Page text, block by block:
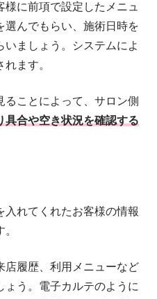
に前項で設定したメニュ
選んでもらい、施術日時を
ましょう。システムによ
ます。
ることによって、サロン側
具合や空き状況を確認する
入れてくれたお客様の情報
店履歴、利用メニューなど
ょう。電子カルテのように